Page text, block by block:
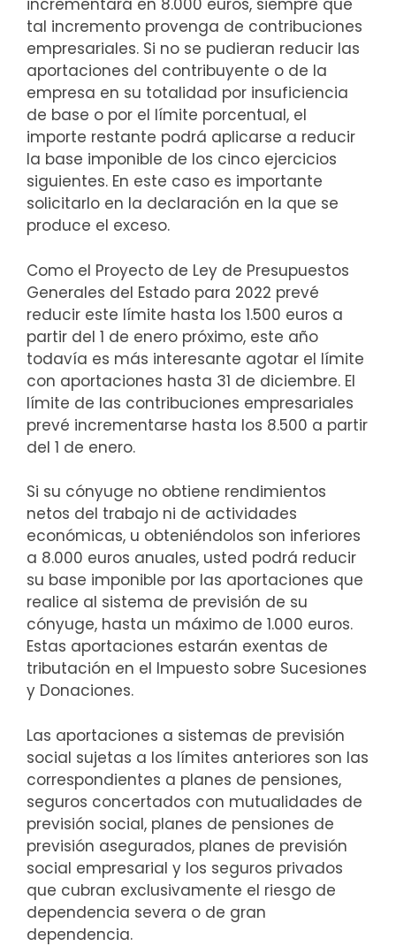
incrementará en 8.000 euros, siempre que
tal incremento provenga de contribuciones
empresariales. Si no se pudieran reducir las
aportaciones del contribuyente o de la
empresa en su totalidad por insuficiencia
de base o por el límite porcentual, el
importe restante podrá aplicarse a reducir
la base imponible de los cinco ejercicios
siguientes. En este caso es importante
solicitarlo en la declaración en la que se
produce el exceso.
Como el Proyecto de Ley de Presupuestos
Generales del Estado para 2022 prevé
reducir este límite hasta los 1.500 euros a
partir del 1 de enero próximo, este año
todavía es más interesante agotar el límite
con aportaciones hasta 31 de diciembre. El
límite de las contribuciones empresariales
prevé incrementarse hasta los 8.500 a partir
del 1 de enero.
Si su cónyuge no obtiene rendimientos
netos del trabajo ni de actividades
económicas, u obteniéndolos son inferiores
a 8.000 euros anuales, usted podrá reducir
su base imponible por las aportaciones que
realice al sistema de previsión de su
cónyuge, hasta un máximo de 1.000 euros.
Estas aportaciones estarán exentas de
tributación en el Impuesto sobre Sucesiones
y Donaciones.
Las aportaciones a sistemas de previsión
social sujetas a los límites anteriores son las
correspondientes a planes de pensiones,
seguros concertados con mutualidades de
previsión social, planes de pensiones de
previsión asegurados, planes de previsión
social empresarial y los seguros privados
que cubran exclusivamente el riesgo de
dependencia severa o de gran
dependencia.